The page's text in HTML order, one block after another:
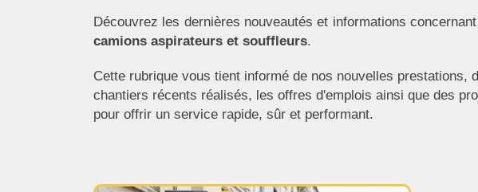
Découvrez les dernières nouveautés et informations concernant
camions aspirateurs et souffleurs.
Cette rubrique vous tient informé de nos nouvelles prestations,
chantiers récents réalisés, les offres d'emplois ainsi que des
pour offrir un service rapide, sûr et performant.